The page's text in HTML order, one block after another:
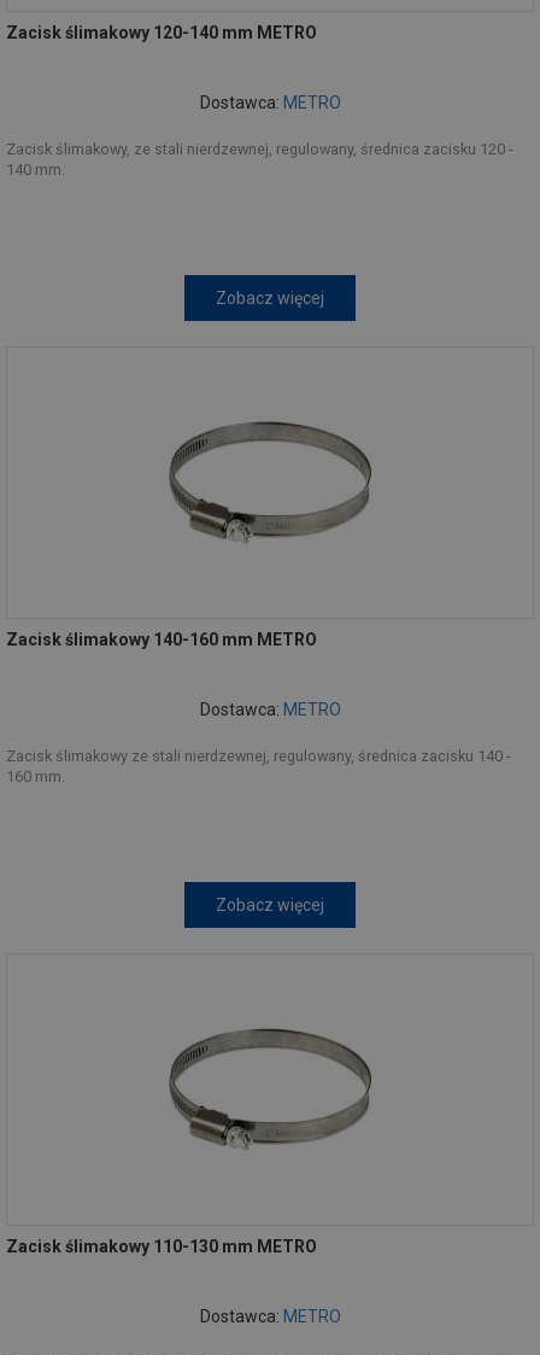
Zacisk ślimakowy 120-140 mm METRO
Dostawca: METRO
Zacisk ślimakowy, ze stali nierdzewnej, regulowany, średnica zacisku 120 -
140 mm.
Zobacz więcej
Zacisk ślimakowy 140-160 mm METRO
Dostawca: METRO
Zacisk ślimakowy ze stali nierdzewnej, regulowany, średnica zacisku 140 -
160 mm.
Zobacz więcej
Zacisk ślimakowy 110-130 mm METRO
Dostawca: METRO